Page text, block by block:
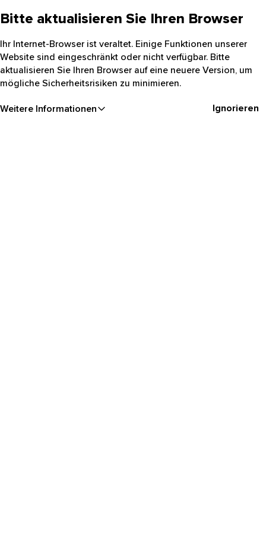
Bitte aktualisieren Sie Ihren Browser
Ihr Internet-Browser ist veraltet. Einige Funktionen unserer
Website sind eingeschränkt oder nicht verfügbar. Bitte
aktualisieren Sie Ihren Browser auf eine neuere Version, um
mögliche Sicherheitsrisiken zu minimieren.
Weitere Informationen Ignorieren